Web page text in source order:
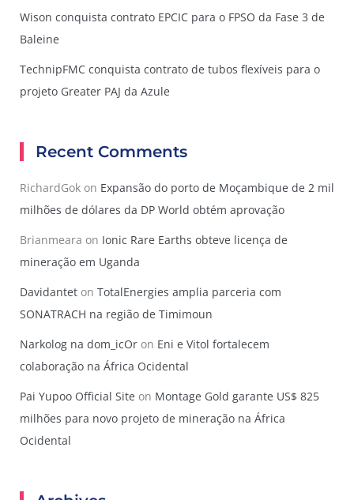
Wison conquista contrato EPCIC para o FPSO da Fase 3 de
Baleine
TechnipFMC conquista contrato de tubos flexíveis para o
projeto Greater PAJ da Azule
Recent Comments
RichardGok on Expansão do porto de Moçambique de 2 mil
milhões de dólares da DP World obtém aprovação
Brianmeara on Ionic Rare Earths obteve licença de
mineração em Uganda
Davidantet on TotalEnergies amplia parceria com
SONATRACH na região de Timimoun
Narkolog na dom_icOr on Eni e Vitol fortalecem
colaboração na África Ocidental
Pai Yupoo Official Site on Montage Gold garante US$ 825
milhões para novo projeto de mineração na África
Ocidental